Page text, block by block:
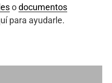
odocumentos
para ayudarle.